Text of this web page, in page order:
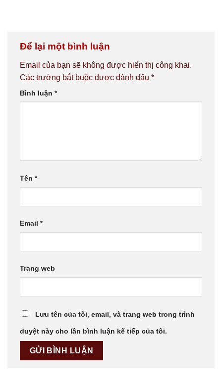
Để lại một bình luận
Email của bạn sẽ không được hiển thị công khai.
Các trường bắt buộc được đánh dấu *
Bình luận *
Tên *
Email *
Trang web
Lưu tên của tôi, email, và trang web trong trình
duyệt này cho lần bình luận kế tiếp của tôi.